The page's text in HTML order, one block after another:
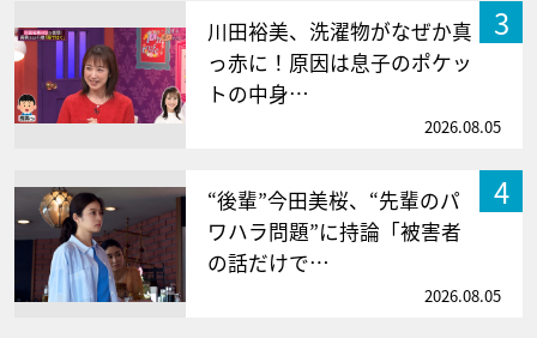
3
川田裕美、洗濯物がなぜか真
っ赤に！原因は息子のポケッ
トの中身…
2026.08.05
4
“後輩”今田美桜、“先輩のパ
ワハラ問題”に持論「被害者
の話だけで…
2026.08.05